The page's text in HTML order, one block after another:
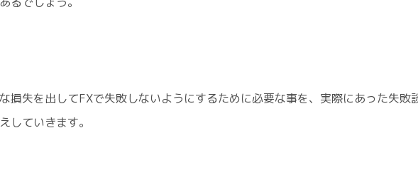
損失を出してFXで失敗しないようにするために必要な事を、実際にあった失敗
していきます。